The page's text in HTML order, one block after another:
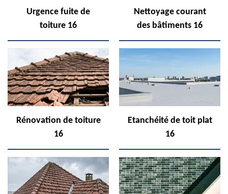
Urgence fuite de
toiture 16
Nettoyage courant
des bâtiments 16
Rénovation de toiture
16
Etanchéité de toit plat
16